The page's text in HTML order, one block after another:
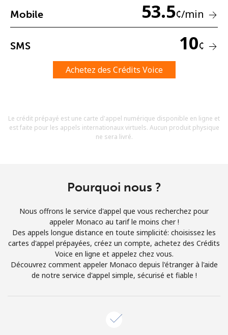
Un numéro
En créant un compte sur ce site, j'accepte les présentes
Conditions générales.
Bonjour!
Identifiez-vous ouINSCRIVEZ-VOUS →
Mobile 53.5¢/min
SMS 10¢
Achetez des Crédits Voice
Le crédit prépayé est une carte d'appel numérique disponible en ligne et
est faite pour les appels internationaux virtuels. Aucun produit physique
ne sera livré.
Pourquoi nous ?
Nous offrons le service d'appel que vous recherchez pour
appeler Monaco au tarif le moins cher !
Des appels longue distance en toute simplicité: choisissez les
cartes d'appel prépayées, créez un compte, achetez des Crédits
Voice en ligne et appelez chez vous.
Découvrez comment appeler Monaco depuis l'étranger à l'aide
de notre service d'appel simple, sécurisé et fiable !